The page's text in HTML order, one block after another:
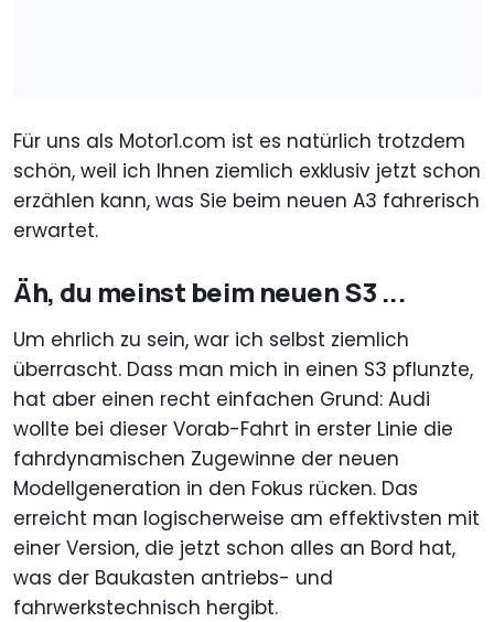
Für uns als Motor1.com ist es natürlich trotzdem
schön, weil ich Ihnen ziemlich exklusiv jetzt schon
erzählen kann, was Sie beim neuen A3 fahrerisch
erwartet.
Äh, du meinst beim neuen S3 ...
Um ehrlich zu sein, war ich selbst ziemlich
überrascht. Dass man mich in einen S3 pflunzte,
hat aber einen recht einfachen Grund: Audi
wollte bei dieser Vorab-Fahrt in erster Linie die
fahrdynamischen Zugewinne der neuen
Modellgeneration in den Fokus rücken. Das
erreicht man logischerweise am effektivsten mit
einer Version, die jetzt schon alles an Bord hat,
was der Baukasten antriebs- und
fahrwerkstechnisch hergibt.